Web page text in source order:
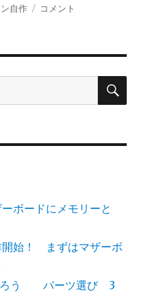
自作
Ryzen
い
ソ
か
コメント
検
ボードにメモリーと
始！ まずはマザーボ
ろう パーツ選び 3